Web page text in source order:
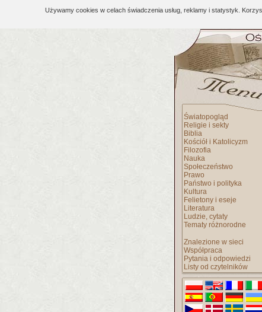
Używamy cookies w celach świadczenia usług, reklamy i statystyk.
Światopogląd
Religie i sekty
Biblia
Kościół i Katolicyzm
Filozofia
Nauka
Społeczeństwo
Prawo
Państwo i polityka
Kultura
Felietony i eseje
Literatura
Ludzie, cytaty
Tematy różnorodne
Znalezione w sieci
Współpraca
Pytania i odpowiedzi
Listy od czytelników